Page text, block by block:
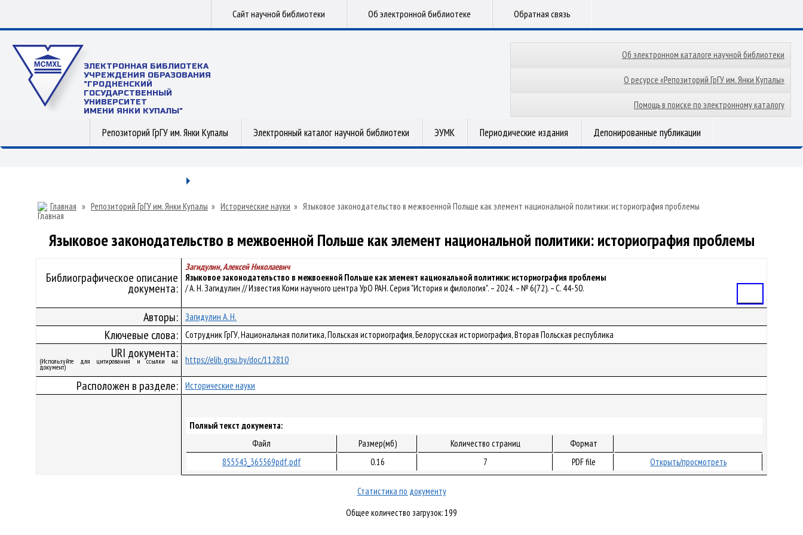
Сайт научной библиотеки Об электронной библиотеке Обратная связь
ЭЛЕКТРОННАЯ БИБЛИОТЕКА
УЧРЕЖДЕНИЯ ОБРАЗОВАНИЯ
"ГРОДНЕНСКИЙ
ГОСУДАРСТВЕННЫЙ
УНИВЕРСИТЕТ
ИМЕНИ ЯНКИ КУПАЛЫ"
Об электронном каталоге научной библиотеки
О ресурсе «Репозиторий ГрГУ им. Янки Купалы»
Помощь в поиске по электронному каталогу
Репозиторий ГрГУ им. Янки Купалы Электронный каталог научной библиотеки ЭУМК Периодические издания Депонированные публикации
Главная » Репозиторий ГрГУ им. Янки Купалы » Исторические науки » Языковое законодательство в межвоенной Польше как элемент национальной политики: историография проблемы
Языковое законодательство в межвоенной Польше как элемент национальной политики: историография проблемы
Библиографическое описание
документа:
Загидулин, Алексей Николаевич
Языковое законодательство в межвоенной Польше как элемент национальной политики: историография проблемы
/ А. Н. Загидулин // Известия Коми научного центра УрО РАН. Серия "История и филология". – 2024. – № 6(72). – С. 44-50.
Авторы: Загидулин А. Н.
Ключевые слова: Сотрудник ГрГУ, Национальная политика, Польская историография, Белорусская историография, Вторая Польская республика
URI документа:
(Используйте для цитирования и ссылки на
документ)
https://elib.grsu.by/doc/112810
Расположен в разделе: Исторические науки
Полный текст документа:
Файл
Размер(мб) Количество страниц
Формат
855543_365569pdf.pdf
0.16 7 PDF file Открыть/просмотреть
Статистика по документу
Общее количество загрузок: 199